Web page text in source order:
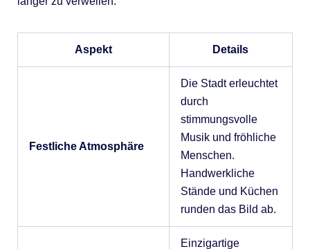
Aspekt Details
Festliche Atmosphäre
Die Stadt erleuchtet
durch
stimmungsvolle
Musik und fröhliche
Menschen.
Handwerkliche
Stände und Küchen
runden das Bild ab.
Einzigartige